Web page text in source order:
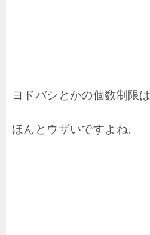
ヨドバシとかの個数制限は
ほんとウザいですよね。